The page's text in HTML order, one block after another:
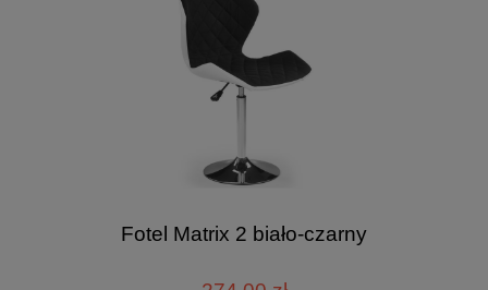
Fotel Matrix 2 biało-czarny